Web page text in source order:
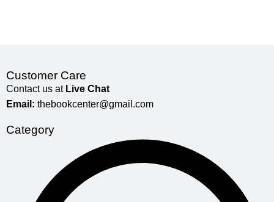
Customer Care
Contact us at Live Chat
Email: thebookcenter@gmail.com
Category